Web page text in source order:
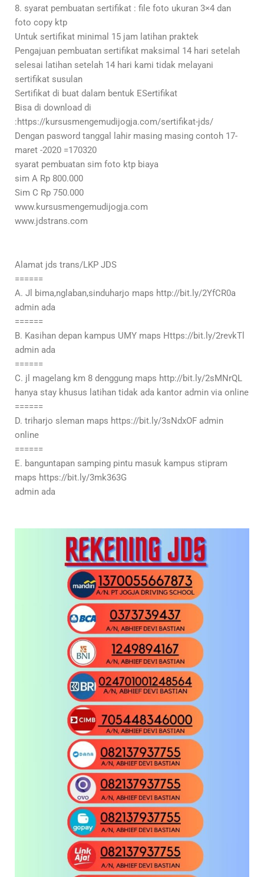
8. syarat pembuatan sertifikat : file foto ukuran 3×4 dan
foto copy ktp
Untuk sertifikat minimal 15 jam latihan praktek
Pengajuan pembuatan sertifikat maksimal 14 hari setelah
selesai latihan setelah 14 hari kami tidak melayani
sertifikat susulan
Sertifikat di buat dalam bentuk ESertifikat
Bisa di download di
:https://kursusmengemudijogja.com/sertifikat-jds/
Dengan pasword tanggal lahir masing masing contoh 17-
maret -2020 =170320
syarat pembuatan sim foto ktp biaya
sim A Rp 800.000
Sim C Rp 750.000
www.kursusmengemudijogja.com
www.jdstrans.com
Alamat jds trans/LKP JDS
======
A. Jl bima,nglaban,sinduharjo maps http://bit.ly/2YfCR0a
admin ada
======
B. Kasihan depan kampus UMY maps Https://bit.ly/2revkTl
admin ada
======
C. jl magelang km 8 denggung maps http://bit.ly/2sMNrQL
hanya stay khusus latihan tidak ada kantor admin via online
======
D. triharjo sleman maps https://bit.ly/3sNdxOF admin
online
======
E. banguntapan samping pintu masuk kampus stipram
maps https://bit.ly/3mk363G
admin ada